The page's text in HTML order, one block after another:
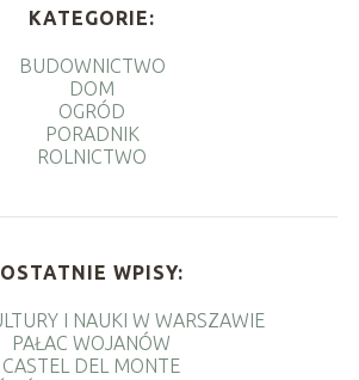
KATEGORIE:
BUDOWNICTWO
DOM
OGRÓD
PORADNIK
ROLNICTWO
OSTATNIE WPISY:
I NAUKI W WARSZAWIE
PAŁAC WOJANÓW
CASTEL DEL MONTE